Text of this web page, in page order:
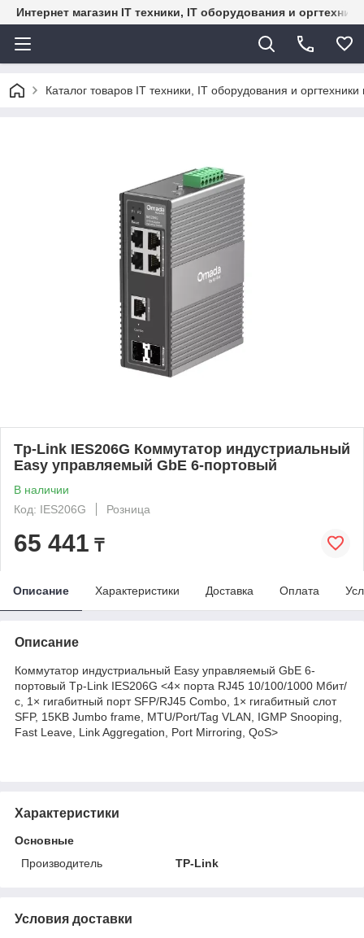
Интернет магазин IT техники, IT оборудования и
Каталог товаров IT техники, IT оборудования и
Tp-Link IES206G Коммутатор индустриальный
Easy управляемый GbE 6-портовый
В наличии
Код: IES206G
Розница
65 441 ₸
Описание Характеристики Доставка Оплата
Описание
Коммутатор индустриальный Easy управляемый GbE 6-
портовый Tp-Link IES206G <4× порта RJ45 10/100/1000 Мбит/
с, 1× гигабитный порт SFP/RJ45 Combo, 1× гигабитный слот
SFP, 15KB Jumbo frame, MTU/Port/Tag VLAN, IGMP Snooping,
Fast Leave, Link Aggregation, Port Mirroring, QoS>
Характеристики
Основные
Производитель
TP-Link
Условия доставки